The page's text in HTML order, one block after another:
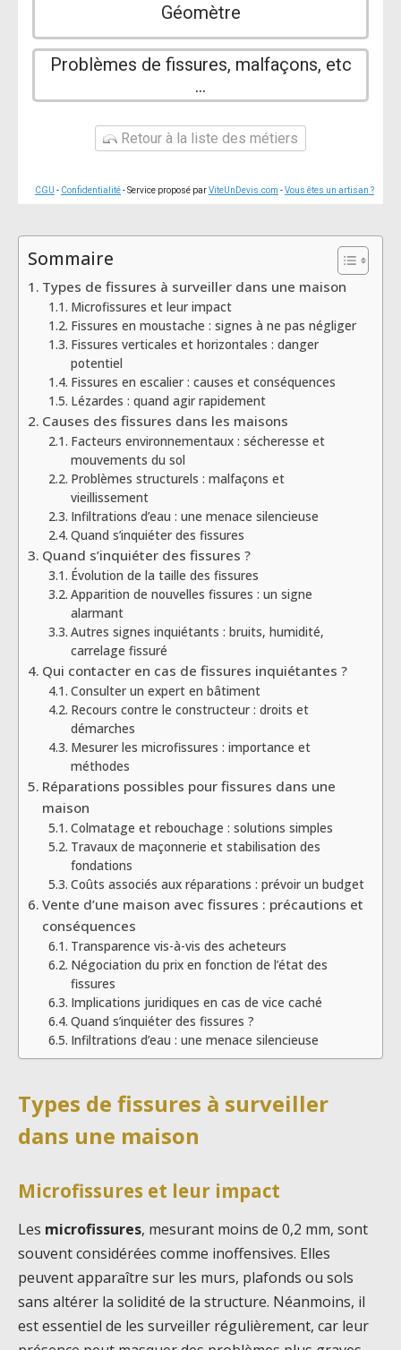
Géomètre
Problèmes de fissures, malfaçons, etc
...
Retour à la liste des métiers
CGU - Confidentialité- Service proposé parViteUnDevis.com -Vous êtes un artisan ?
Sommaire
Types de fissures à surveiller dans une maison
Microfissures et leur impact
Fissures en moustache : signes à ne pas négliger
Fissures verticales et horizontales : danger
potentiel
Fissures en escalier : causes et conséquences
Lézardes : quand agir rapidement
Causes des fissures dans les maisons
Facteurs environnementaux : sécheresse et
mouvements du sol
Problèmes structurels : malfaçons et
vieillissement
Infiltrations d’eau : une menace silencieuse
Quand s’inquiéter des fissures
Quand s’inquiéter des fissures ?
Évolution de la taille des fissures
Apparition de nouvelles fissures : un signe
alarmant
Autres signes inquiétants : bruits, humidité,
carrelage fissuré
Qui contacter en cas de fissures inquiétantes ?
Consulter un expert en bâtiment
Recours contre le constructeur : droits et
démarches
Mesurer les microfissures : importance et
méthodes
Réparations possibles pour fissures dans une
maison
Colmatage et rebouchage : solutions simples
Travaux de maçonnerie et stabilisation des
fondations
Coûts associés aux réparations : prévoir un budget
Vente d’une maison avec fissures : précautions et
conséquences
Transparence vis-à-vis des acheteurs
Négociation du prix en fonction de l’état des
fissures
Implications juridiques en cas de vice caché
Quand s’inquiéter des fissures ?
Infiltrations d’eau : une menace silencieuse
Types de fissures à surveiller
dans une maison
Microfissures et leur impact
Les microfissures, mesurant moins de 0,2 mm, sont
souvent considérées comme inoffensives. Elles
peuvent apparaître sur les murs, plafonds ou sols
sans altérer la solidité de la structure. Néanmoins, il
est essentiel de les surveiller régulièrement, car leur